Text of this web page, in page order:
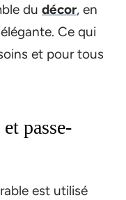
du décor, en
Ce qui
et pour tous
passe-
est utilisé